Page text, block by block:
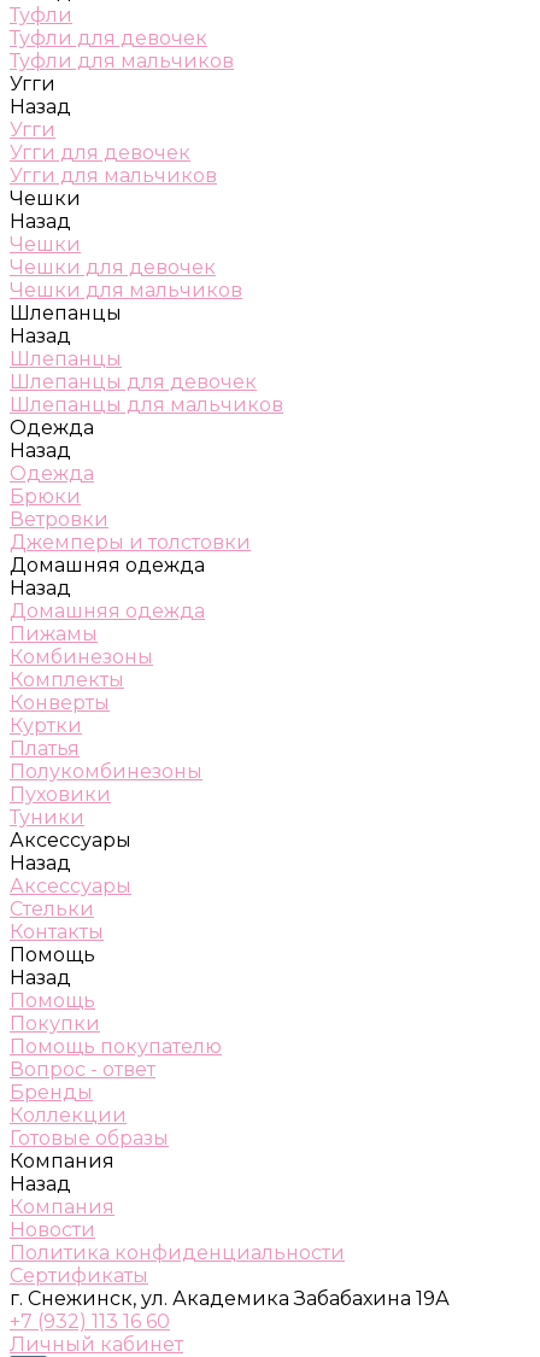
Туфли
Туфли для девочек
Туфли для мальчиков
Угги
Назад
Угги
Угги для девочек
Угги для мальчиков
Чешки
Назад
Чешки
Чешки для девочек
Чешки для мальчиков
Шлепанцы
Назад
Шлепанцы
Шлепанцы для девочек
Шлепанцы для мальчиков
Одежда
Назад
Одежда
Брюки
Ветровки
Джемперы и толстовки
Домашняя одежда
Назад
Домашняя одежда
Пижамы
Комбинезоны
Комплекты
Конверты
Куртки
Платья
Полукомбинезоны
Пуховики
Туники
Аксессуары
Назад
Аксессуары
Стельки
Контакты
Помощь
Назад
Помощь
Покупки
Помощь покупателю
Вопрос - ответ
Бренды
Коллекции
Готовые образы
Компания
Назад
Компания
Новости
Политика конфиденциальности
Сертификаты
г. Снежинск, ул. Академика Забабахина 19А
+7 (932) 113 16 60
Личный кабинет